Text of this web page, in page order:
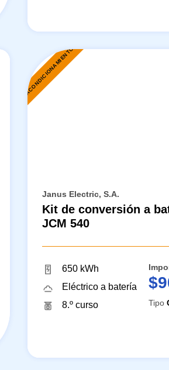
REACONDICIONAMIENTO
Janus Electric, S.A.
Kit de conversión a
JCM 540
650 kWh
Eléctrico a batería
8.º curso
Tipo